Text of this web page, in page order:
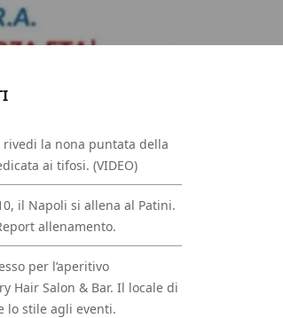
rivedi la nona puntata della
ai tifosi. (VIDEO)
il Napoli si allena al Patini.
allenamento.
per l’aperitivo
Hair Salon & Bar. Il locale di
lo stile agli eventi.